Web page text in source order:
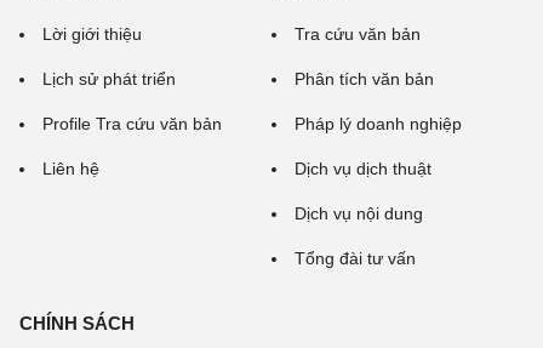
Lời giới thiệu
Lịch sử phát triển
Profile Tra cứu văn bản
Liên hệ
Tra cứu văn bản
Phân tích văn bản
Pháp lý doanh nghiệp
Dịch vụ dịch thuật
Dịch vụ nội dung
Tổng đài tư vấn
CHÍNH SÁCH